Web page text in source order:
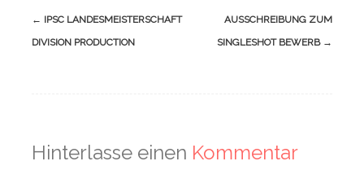
Navigation
(Beiträge)
← IPSC LANDESMEISTERSCHAFT
DIVISION PRODUCTION
AUSSCHREIBUNG ZUM
SINGLESHOT BEWERB →
Hinterlasse einen Kommentar